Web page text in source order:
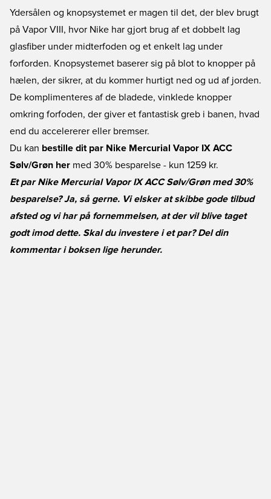
Ydersålen og knopsystemet er magen til det, der blev brugt
på Vapor VIII, hvor Nike har gjort brug af et dobbelt lag
glasfiber under midterfoden og et enkelt lag under
forforden. Knopsystemet baserer sig på blot to knopper på
hælen, der sikrer, at du kommer hurtigt ned og ud af jorden.
De komplimenteres af de bladede, vinklede knopper
omkring forfoden, der giver et fantastisk greb i banen, hvad
end du accelererer eller bremser.
Du kan bestille dit par Nike Mercurial Vapor IX ACC
Sølv/Grøn her med 30% besparelse - kun 1259 kr.
Et par Nike Mercurial Vapor IX ACC Sølv/Grøn med 30%
besparelse? Ja, så gerne. Vi elsker at skibbe gode tilbud
afsted og vi har på fornemmelsen, at der vil blive taget
godt imod dette. Skal du investere i et par? Del din
kommentar i boksen lige herunder.